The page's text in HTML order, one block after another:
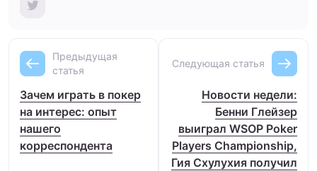
Предыдущая
статья
Зачем играть в покер
на интерес: опыт
нашего
корреспондента
Следующая статья
Новости недели:
Бенни Глейзер
выиграл WSOP Poker
Players Championship,
Гия Схулухия получил